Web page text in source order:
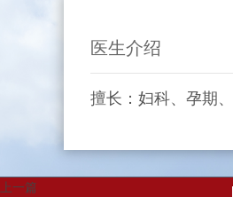
医生介绍
擅长：妇科、孕期
上一篇